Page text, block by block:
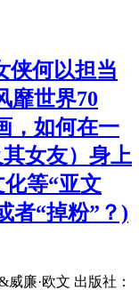
侠何以担当
靡世界70
，如何在一
女友）身上
等“亚文
者“掉粉”？)
廉·欧文 出版社：